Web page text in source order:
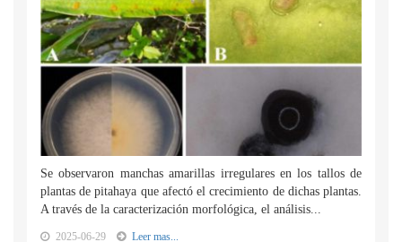
Se observaron manchas amarillas irregulares en los tallos de
plantas de pitahaya que afectó el crecimiento de dichas plantas.
A través de la caracterización morfológica, el análisis...
2025-06-29 Leer mas...